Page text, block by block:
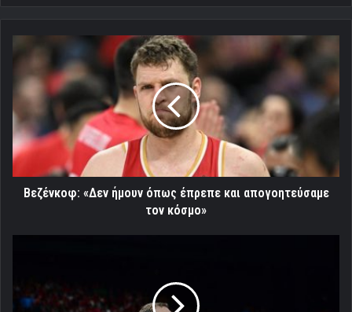
«Δεν
ήμουν
έπρεπε
και
απογοητεύσαμε
τον
κόσμο»
Βεζένκοφ: «Δεν ήμουν όπως έπρεπε και απογοητεύσαμε
τον κόσμο»
πρωταθλήματος
κρίνουν